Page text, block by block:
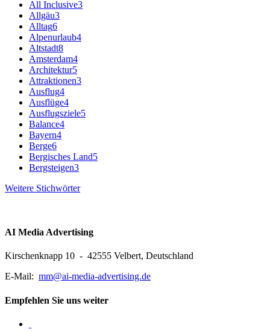
All Inclusive3
Allgäu3
Alltag6
Alpenurlaub4
Altstadt8
Amsterdam4
Architektur5
Attraktionen3
Ausflug4
Ausflüge4
Ausflugsziele5
Balance4
Bayern4
Berge6
Bergisches Land5
Bergsteigen3
Weitere Stichwörter
AI Media Advertising
Kirschenknapp 10 - 42555 Velbert, Deutschland
E-Mail: mm@ai-media-advertising.de
Empfehlen Sie uns weiter